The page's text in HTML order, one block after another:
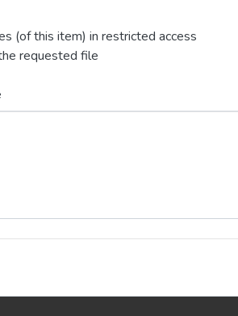
(of this item) in restricted access
requested file